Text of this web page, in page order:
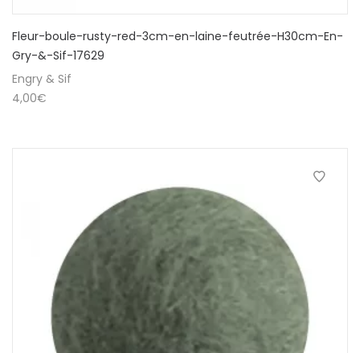
Fleur-boule-rusty-red-3cm-en-laine-feutrée-H30cm-En-
Gry-&-Sif-17629
Engry & Sif
4,00€